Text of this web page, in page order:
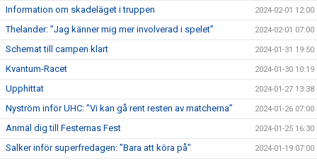
Information om skadeläget i truppen 2024-02-01 12:00
Thelander: ”Jag känner mig mer involverad i spelet” 2024-02-01 07:00
Schemat till campen klart 2024-01-31 19:50
Kvantum-Racet 2024-01-30 10:19
Upphittat 2024-01-27 13:38
Nyström inför UHC: ”Vi kan gå rent resten av matcherna” 2024-01-26 07:00
Anmäl dig till Festernas Fest 2024-01-25 16:30
Salker inför superfredagen: ”Bara att köra på" 2024-01-19 07:00